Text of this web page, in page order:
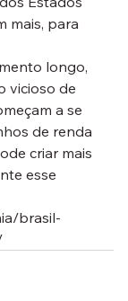
mais, para
longo,
vicioso de
a se
de renda
criar mais
esse
brasil-